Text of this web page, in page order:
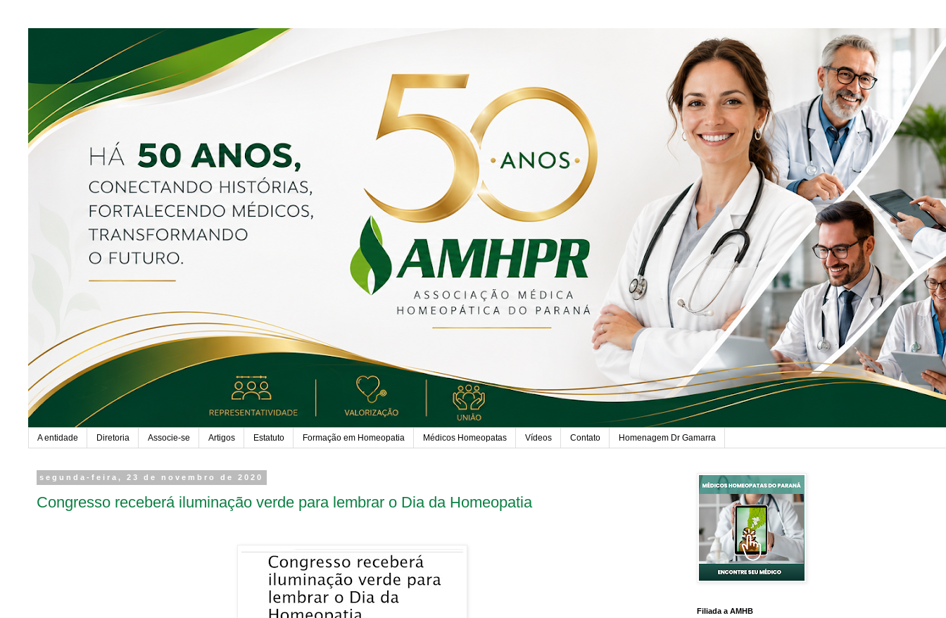
A entidade Diretoria Associe-se Artigos Estatuto Formação em Homeopatia Médicos Homeopatas Vídeos Contato Homenagem Dr Gamarra
segunda-feira, 23 de novembro de 2020
Congresso receberá iluminação verde para lembrar o Dia da Homeopatia
Filiada a AMHB